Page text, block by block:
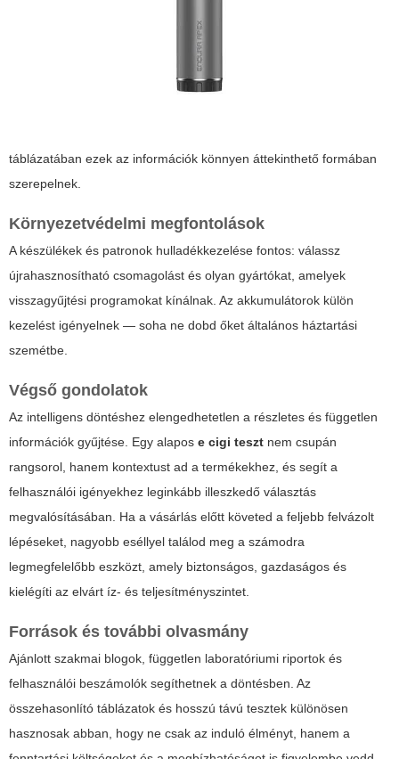
táblázatában ezek az információk könnyen áttekinthető formában
szerepelnek.
Környezetvédelmi megfontolások
A készülékek és patronok hulladékkezelése fontos: válassz
újrahasznosítható csomagolást és olyan gyártókat, amelyek
visszagyűjtési programokat kínálnak. Az akkumulátorok külön
kezelést igényelnek — soha ne dobd őket általános háztartási
szemétbe.
Végső gondolatok
Az intelligens döntéshez elengedhetetlen a részletes és független
információk gyűjtése. Egy alapos e cigi teszt nem csupán
rangsorol, hanem kontextust ad a termékekhez, és segít a
felhasználói igényekhez leginkább illeszkedő választás
megvalósításában. Ha a vásárlás előtt követed a feljebb felvázolt
lépéseket, nagyobb eséllyel találod meg a számodra
legmegfelelőbb eszközt, amely biztonságos, gazdaságos és
kielégíti az elvárt íz- és teljesítményszintet.
Források és további olvasmány
Ajánlott szakmai blogok, független laboratóriumi riportok és
felhasználói beszámolók segíthetnek a döntésben. Az
összehasonlító táblázatok és hosszú távú tesztek különösen
hasznosak abban, hogy ne csak az induló élményt, hanem a